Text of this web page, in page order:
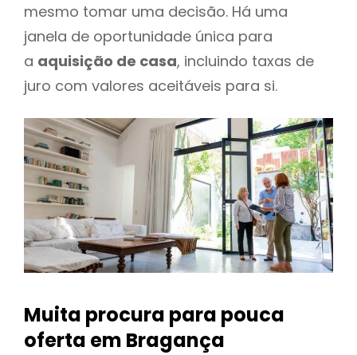
mesmo tomar uma decisão. Há uma
janela de oportunidade única para
a aquisição de casa, incluindo taxas de
juro com valores aceitáveis para si.
Muita procura para pouca
oferta em Bragança